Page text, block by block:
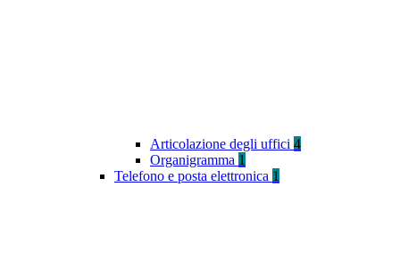
Articolazione degli uffici 4
Organigramma 1
Telefono e posta elettronica 1